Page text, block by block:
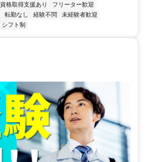
資格取得支援あり
フリーター歓迎
転勤なし 経験不問
未経験者歓迎
シフト制